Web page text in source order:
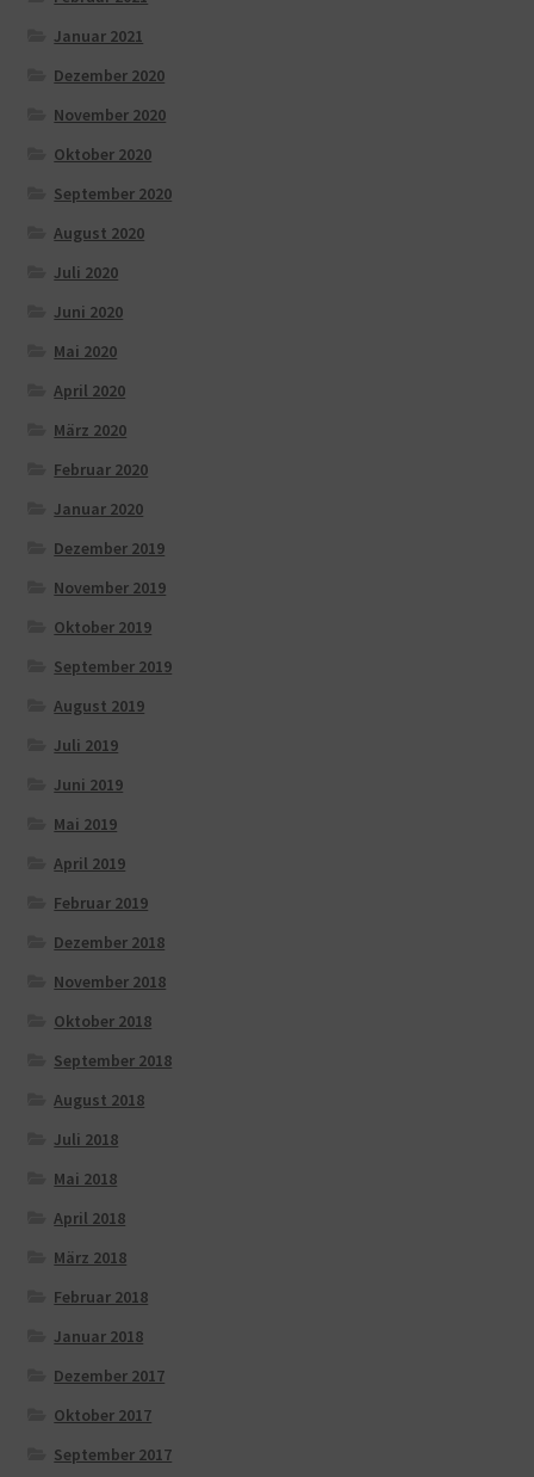
Januar 2021
Dezember 2020
November 2020
Oktober 2020
September 2020
August 2020
Juli 2020
Juni 2020
Mai 2020
April 2020
März 2020
Februar 2020
Januar 2020
Dezember 2019
November 2019
Oktober 2019
September 2019
August 2019
Juli 2019
Juni 2019
Mai 2019
April 2019
Februar 2019
Dezember 2018
November 2018
Oktober 2018
September 2018
August 2018
Juli 2018
Mai 2018
April 2018
März 2018
Februar 2018
Januar 2018
Dezember 2017
Oktober 2017
September 2017